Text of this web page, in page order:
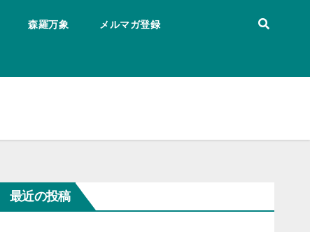
森羅万象 メルマガ登録
最近の投稿